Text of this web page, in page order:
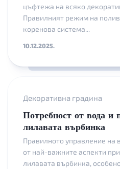
цъфтежа на всяко
Правилният режим на
коренова система...
10.12.2025.
Декоративна градина
Потребност от вода и
лилавата върбинка
Правилното управление на
от най-важните аспекти
лилавата върбинка,